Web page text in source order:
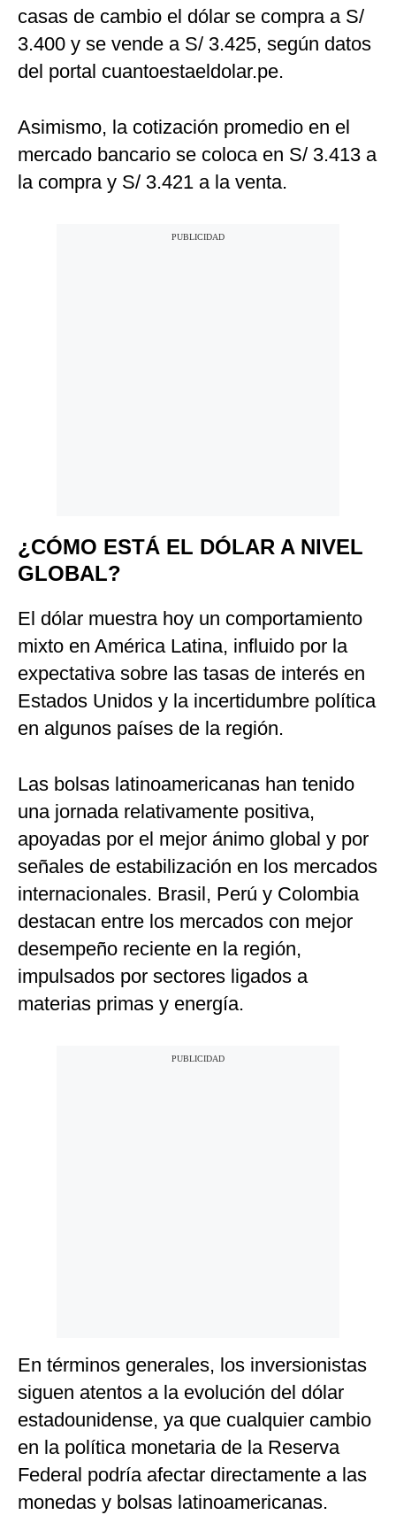
casas de cambio el dólar se compra a S/
3.400 y se vende a S/ 3.425, según datos
del portal cuantoestaeldolar.pe.
Asimismo, la cotización promedio en el
mercado bancario se coloca en S/ 3.413 a
la compra y S/ 3.421 a la venta.
¿CÓMO ESTÁ EL DÓLAR A NIVEL
GLOBAL?
El dólar muestra hoy un comportamiento
mixto en América Latina, influido por la
expectativa sobre las tasas de interés en
Estados Unidos y la incertidumbre política
en algunos países de la región.
Las bolsas latinoamericanas han tenido
una jornada relativamente positiva,
apoyadas por el mejor ánimo global y por
señales de estabilización en los mercados
internacionales. Brasil, Perú y Colombia
destacan entre los mercados con mejor
desempeño reciente en la región,
impulsados por sectores ligados a
materias primas y energía.
En términos generales, los inversionistas
siguen atentos a la evolución del dólar
estadounidense, ya que cualquier cambio
en la política monetaria de la Reserva
Federal podría afectar directamente a las
monedas y bolsas latinoamericanas.